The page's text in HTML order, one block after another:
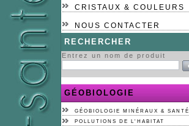
CRISTAUX & COULEURS
NOUS CONTACTER
RECHERCHER
Entrez un nom de produit
GÉOBIOLOGIE
GÉOBIOLOGIE MINÉRAUX & SANTÉ
POLLUTIONS DE L'HABITAT